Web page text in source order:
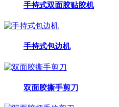
手持式双面胶贴胶机
手持式包边机
双面胶撕手剪刀